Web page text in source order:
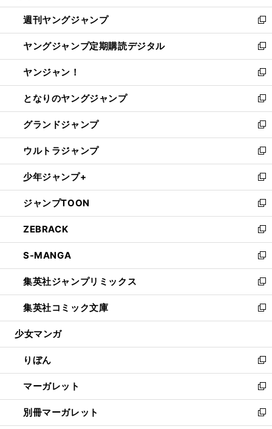
開
く
ウ
で
開
く
ン
ド
ウ
で
開
く
ウ
ィ
ン
ド
ウ
で
開
く
週刊ヤングジャンプ
新
し
い
ウ
ィ
ン
ド
ウ
で
開
く
ヤングジャンプ定期購読デジタル
新
し
い
ウ
ィ
ン
ド
ウ
で
開
く
ヤンジャン！
新
し
い
ウ
ィ
ン
ド
ウ
で
開
く
となりのヤングジャンプ
新
し
い
ウ
ィ
ン
ド
ウ
で
開
く
グランドジャンプ
新
し
い
ウ
ィ
ン
ド
ウ
で
開
く
ウルトラジャンプ
新
し
い
ウ
ィ
ン
ド
ウ
で
開
く
少年ジャンプ+
新
し
い
ウ
ィ
ン
ド
ウ
で
開
く
ジャンプTOON
新
し
い
ウ
ィ
ン
ド
ウ
で
開
ZEBRACK
新
し
い
ウ
ィ
ン
ド
ウ
開
く
S-MANGA
新
し
い
ウ
ィ
ン
ウ
で
開
く
集英社ジャンプリミックス
新
し
い
ウ
ン
ド
ウ
で
開
く
集英社コミック文庫
新
し
ウ
ィ
ン
ド
ウ
で
開
少女マンガ
りぼん
新
し
い
ウ
ィ
ン
マーガレット
新
し
い
別冊マーガレット
新